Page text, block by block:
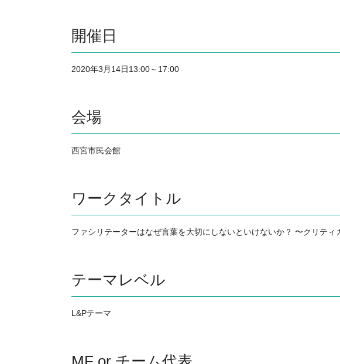
開催日
2020年3月14日13:00～17:00
会場
西宮市民会館
ワークタイトル
ファシリテーターはなぜ言葉を大切にしないといけないか？ 〜クリテ
テーマレベル
L&Pテーマ